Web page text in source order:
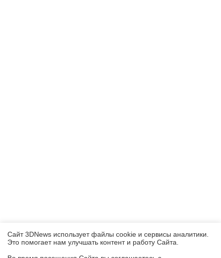
Сайт 3DNews использует файлы cookie и сервисы аналитики.
Это помогает нам улучшать контент и работу Cайта.